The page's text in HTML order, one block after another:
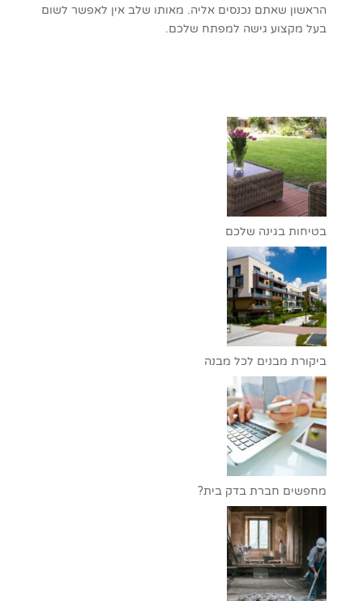
הראשון שאתם נכנסים אליה. מאותו שלב אין לאפשר לשום
בעל מקצוע גישה למפתח שלכם.
בטיחות בגינה שלכם
ביקורת מבנים לכל מבנה
מחפשים חברת בדק בית?